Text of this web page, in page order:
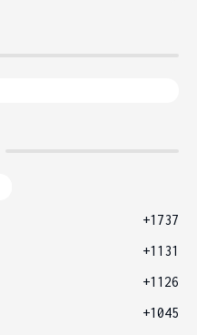
+1737
+1131
+1126
+1045